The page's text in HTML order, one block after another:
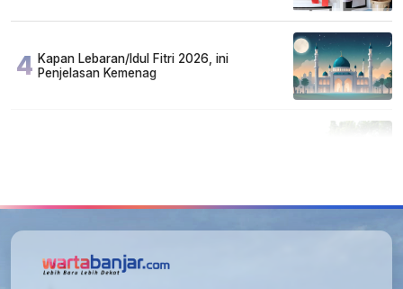
4 Kapan Lebaran/Idul Fitri 2026, ini
Penjelasan Kemenag